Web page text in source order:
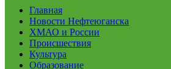
Главная
Новости Нефтеюганска
ХМАО и России
Происшествия
Культура
Образование